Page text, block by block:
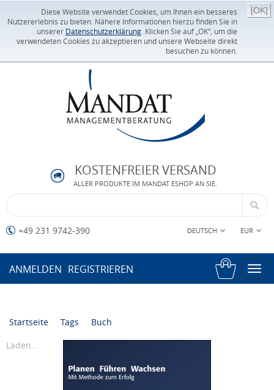
Diese Website verwendet Cookies, um Ihnen ein besseres
Nutzererlebnis zu bieten. Nähere Informationen hierzu finden Sie in
unserer Datenschutzerklärung . Klicken Sie auf „OK“, um die
verwendeten Cookies zu akzeptieren und unsere Webseite direkt
besuchen zu können.
[OK]
KOSTENFREIER VERSAND
ALLER PRODUKTE IM MANDAT ESHOP AN SIE.
+49 231 9742-390 DEUTSCH EUR
ANMELDEN REGISTRIEREN
Startseite Tags
Buch
Laden...